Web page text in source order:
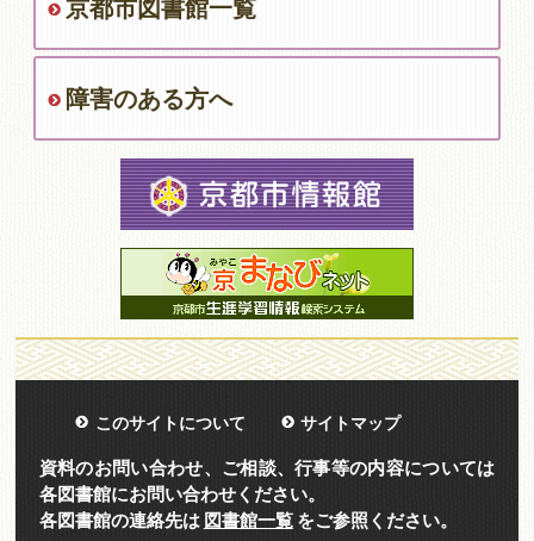
京都市図書館一覧
障害のある方へ
このサイトについて サイトマップ
資料のお問い合わせ、ご相談、行事等の内容については
各図書館にお問い合わせください。
各図書館の連絡先は 図書館一覧をご参照ください。